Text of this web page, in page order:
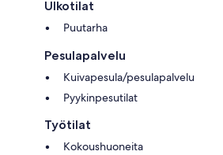
Ulkotilat
Puutarha
Pesulapalvelu
Kuivapesula/pesulapalvelu
Pyykinpesutilat
Työtilat
Kokoushuoneita